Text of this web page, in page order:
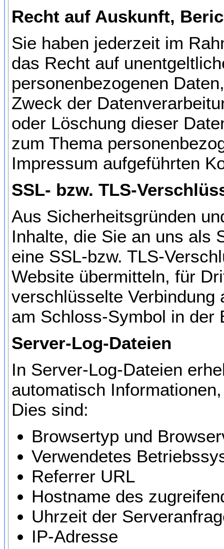
Recht auf Auskunft,
Sie haben jederzeit im
das Recht auf
personenbezogenen
Zweck der
oder Löschung dieser
zum Thema
Impressum aufgeführten
SSL- bzw. TLS-
Aus Sicherheitsgründen
Inhalte, die Sie an uns als
eine SSL-bzw. TLS-
Website übermitteln, für
verschlüsselte Verbindung
am Schloss-Symbol in der
Server-Log-Dateien
In Server-Log-Dateien
automatisch
Dies sind:
Browsertyp und
Verwendetes
Referrer URL
Hostname des
Uhrzeit der
IP-Adresse